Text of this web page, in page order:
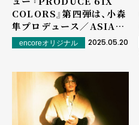
COLORS』第四弾は、小森
隼プロデュース／ASIAN
KUNG-FU
GENERATION 後藤正⽂
encoreオリジナル 2025.05.20